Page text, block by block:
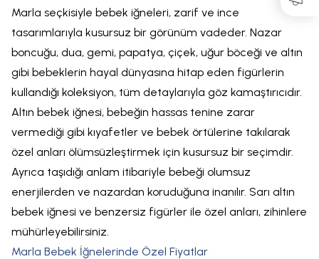
Marla seçkisiyle bebek iğneleri, zarif ve ince
tasarımlarıyla kusursuz bir görünüm vadeder. Nazar
boncuğu, dua, gemi, papatya, çiçek, uğur böceği ve altın
gibi bebeklerin hayal dünyasına hitap eden figürlerin
kullandığı koleksiyon, tüm detaylarıyla göz kamaştırıcıdır.
Altın bebek iğnesi, bebeğin hassas tenine zarar
vermediği gibi kıyafetler ve bebek örtülerine takılarak
özel anları ölümsüzleştirmek için kusursuz bir seçimdir.
Ayrıca taşıdığı anlam itibariyle bebeği olumsuz
enerjilerden ve nazardan koruduğuna inanılır. Sarı altın
bebek iğnesi ve benzersiz figürler ile özel anları, zihinlere
mühürleyebilirsiniz.
Marla Bebek İğnelerinde Özel Fiyatlar